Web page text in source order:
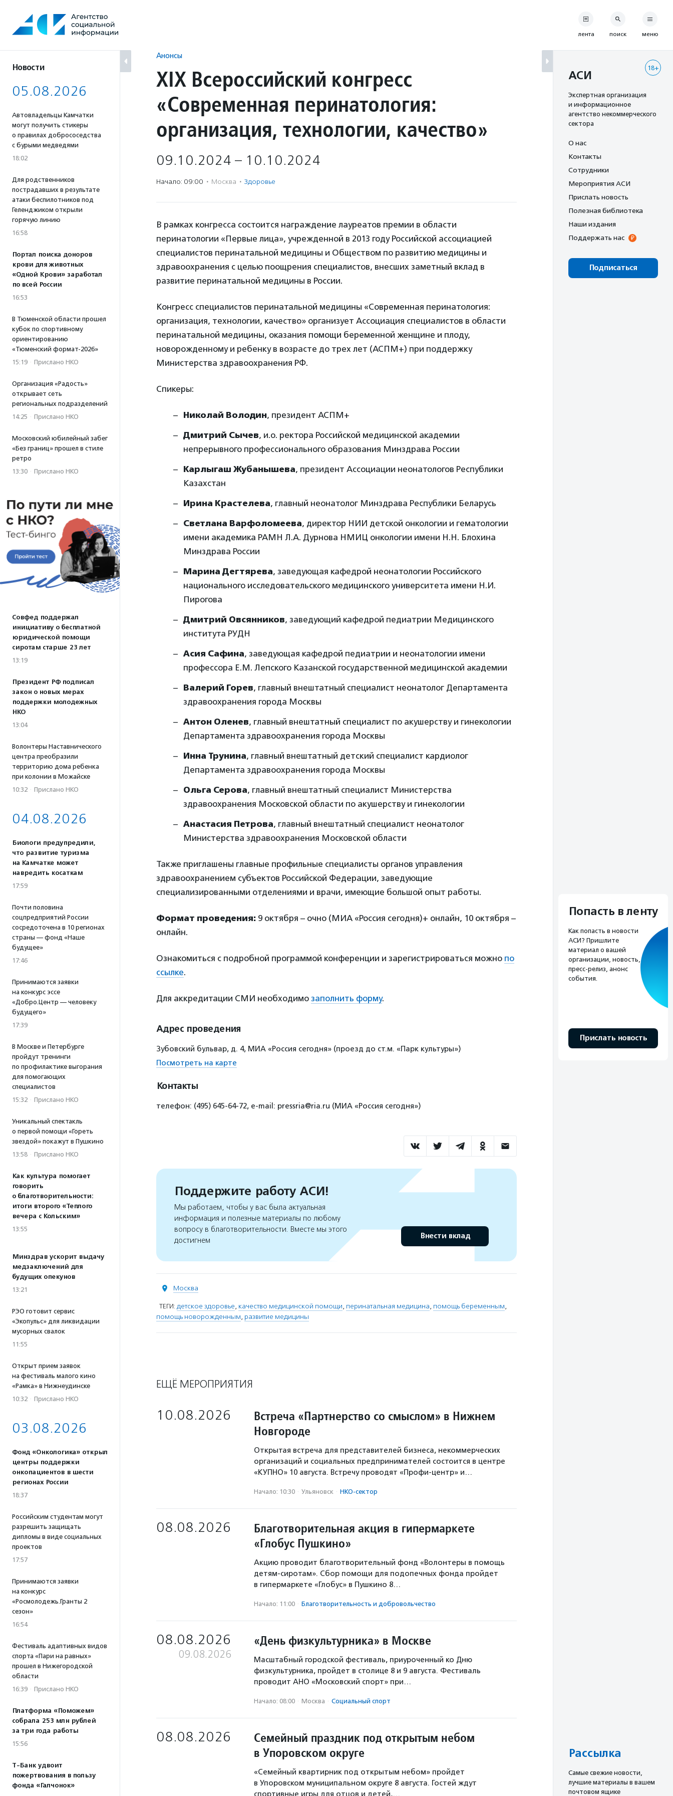
содержанию
Новости
05.08.2026
Автовладельцы Камчатки
могут получить стикеры
о правилах добрососедства
с бурыми медведями
18:02
Для родственников
пострадавших в результате
атаки беспилотников под
Геленджиком открыли
горячую линию
16:58
Портал поиска доноров
крови для животных
«Одной Крови» заработал
по всей России
16:53
В Тюменской области прошел
кубок по спортивному
ориентированию
«Тюменский формат-2026»
15:19 · Прислано НКО
Организация «Радость»
открывает сеть
региональных подразделений
14:25 · Прислано НКО
Московский юбилейный забег
«Без границ» прошел в стиле
ретро
13:30 · Прислано НКО
Совфед поддержал
инициативу о бесплатной
юридической помощи
сиротам старше 23 лет
13:19
Президент РФ подписал
закон о новых мерах
поддержки молодежных
НКО
13:04
Волонтеры Наставнического
центра преобразили
территорию дома ребенка
при колонии в Можайске
10:32 · Прислано НКО
04.08.2026
Биологи предупредили,
что развитие туризма
на Камчатке может
навредить косаткам
17:59
Почти половина
соцпредприятий России
сосредоточена в 10 регионах
страны — фонд «Наше
будущее»
17:46
Принимаются заявки
на конкурс эссе
«Добро.Центр — человеку
будущего»
17:39
В Москве и Петербурге
пройдут тренинги
по профилактике выгорания
для помогающих
специалистов
15:32 · Прислано НКО
Уникальный спектакль
о первой помощи «Гореть
звездой» покажут в Пушкино
13:58 · Прислано НКО
Как культура помогает
говорить
о благотворительности:
итоги второго «Теплого
вечера с Кольским»
13:55
Минздрав ускорит выдачу
медзаключений для
будущих опекунов
13:21
РЭО готовит сервис
«Экопульс» для ликвидации
мусорных свалок
11:55
Открыт прием заявок
на фестиваль малого кино
«Рамка» в Нижнеудинске
10:32 · Прислано НКО
03.08.2026
Фонд «Онкологика» открыл
центры поддержки
онкопациентов в шести
регионах России
18:37
Российским студентам могут
разрешить защищать
дипломы в виде социальных
проектов
17:57
Принимаются заявки
на конкурс
«Росмолодежь.Гранты 2
сезон»
16:54
Фестиваль адаптивных видов
спорта «Пари на равных»
прошел в Нижегородской
области
16:39 · Прислано НКО
Платформа «Поможем»
собрала 253 млн рублей
за три года работы
15:56
Т-Банк удвоит
пожертвования в пользу
фонда «Галчонок»
Анонсы
XIX Всероссийский конгресс
«Современная перинатология:
организация, технологии, качество»
09.10.2024 – 10.10.2024
Начало: 09:00 · Москва · Здоровье
В рамках конгресса состоится награждение лауреатов премии в области
перинатологии «Первые лица», учрежденной в 2013 году Российской ассоциацией
специалистов перинатальной медицины и Обществом по развитию медицины и
здравоохранения с целью поощрения специалистов, внесших заметный вклад в
развитие перинатальной медицины в России.
Конгресс специалистов перинатальной медицины «Современная перинатология:
организация, технологии, качество» организует Ассоциация специалистов в области
перинатальной медицины, оказания помощи беременной женщине и плоду,
новорожденному и ребенку в возрасте до трех лет (АСПМ+) при поддержку
Министерства здравоохранения РФ.
Спикеры:
Николай Володин, президент АСПМ+
Дмитрий Сычев, и.о. ректора Российской медицинской академии
непрерывного профессионального образования Минздрава России
Карлыгаш Жубанышева, президент Ассоциации неонатологов Республики
Казахстан
Ирина Крастелева, главный неонатолог Минздрава Республики Беларусь
Светлана Варфоломеева, директор НИИ детской онкологии и гематологии
имени академика РАМН Л.А. Дурнова НМИЦ онкологии имени Н.Н. Блохина
Минздрава России
Марина Дегтярева, заведующая кафедрой неонатологии Российского
национального исследовательского медицинского университета имени Н.И.
Пирогова
Дмитрий Овсянников, заведующий кафедрой педиатрии Медицинского
института РУДН
Асия Сафина, заведующая кафедрой педиатрии и неонатологии имени
профессора Е.М. Лепского Казанской государственной медицинской академии
Валерий Горев, главный внештатный специалист неонатолог Департамента
здравоохранения города Москвы
Антон Оленев, главный внештатный специалист по акушерству и гинекологии
Департамента здравоохранения города Москвы
Инна Трунина, главный внештатный детский специалист кардиолог
Департамента здравоохранения города Москвы
Ольга Серова, главный внештатный специалист Министерства
здравоохранения Московской области по акушерству и гинекологии
Анастасия Петрова, главный внештатный специалист неонатолог
Министерства здравоохранения Московской области
Также приглашены главные профильные специалисты органов управления
здравоохранением субъектов Российской Федерации, заведующие
специализированными отделениями и врачи, имеющие большой опыт работы.
Формат проведения: 9 октября – очно (МИА «Россия сегодня)+ онлайн, 10 октября –
онлайн.
Ознакомиться с подробной программой конференции и зарегистрироваться можно по
ссылке.
Для аккредитации СМИ необходимо заполнить форму.
Адрес проведения
Зубовский бульвар, д. 4, МИА «Россия сегодня» (проезд до ст.м. «Парк культуры»)
Посмотреть на карте
Контакты
телефон: (495) 645-64-72, е-mail: pressria@ria.ru (МИА «Россия сегодня»)
Поддержите работу АСИ!
Мы работаем, чтобы у вас была актуальная
информация и полезные материалы по любому
вопросу в благотворительности. Вместе мы этого
достигнем
Внести вклад
Москва
ТЕГИ: детское здоровье, качество медицинской помощи, перинатальная медицина, помощь беременным,
помощь новорожденным, развитие медицины
ЕЩЁ МЕРОПРИЯТИЯ
10.08.2026
Встреча «Партнерство со смыслом» в Нижнем
Новгороде
Открытая встреча для представителей бизнеса, некоммерческих
организаций и социальных предпринимателей состоится в центре
«КУПНО» 10 августа. Встречу проводят «Профи-центр» и…
Начало: 10:30 · Ульяновск · НКО-сектор
08.08.2026
Благотворительная акция в гипермаркете
«Глобус Пушкино»
Акцию проводит благотворительный фонд «Волонтеры в помощь
детям-сиротам». Сбор помощи для подопечных фонда пройдет
в гипермаркете «Глобус» в Пушкино 8…
Начало: 11:00 · Благотвори­тель­ность и доброволь­чест­во
08.08.2026
09.08.2026
«День физкультурника» в Москве
Масштабный городской фестиваль, приуроченный ко Дню
физкультурника, пройдет в столице 8 и 9 августа. Фестиваль
проводит АНО «Московский спорт» при…
Начало: 08:00 · Москва · Социальный спорт
08.08.2026
Семейный праздник под открытым небом
в Упоровском округе
«Семейный квартирник под открытым небом» пройдет
в Упоровском муниципальном округе 8 августа. Гостей ждут
спортивные игры для отцов и детей,…
лента поиск меню
18+
АСИ
Экспертная организация
и информационное
агентство некоммерческого
сектора
О нас
Контакты
Сотрудники
Мероприятия АСИ
Прислать новость
Полезная библиотека
Наши издания
Поддержать нас
Подписаться
Попасть в ленту
Как попасть в новости
АСИ? Пришлите
материал о вашей
организации, новость,
пресс-релиз, анонс
события.
Прислать новость
Рассылка
Cамые свежие новости,
лучшие материалы в вашем
почтовом ящике